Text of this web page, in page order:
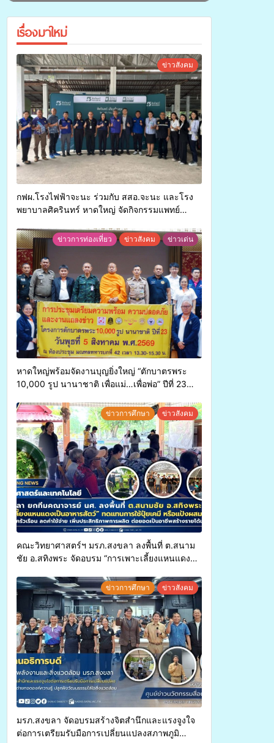
เรื่องมาใหม่
ข่าวสังคม
กฟผ.โรงไฟฟ้าจะนะ ร่วมกับ สสอ.จะนะ และโรง
พยาบาลศิครินทร์ หาดใหญ่ จัดกิจกรรมแพทย์
ข่าวการท่องเที่ยว ข่าวสังคม ข่าวเด่น
หาดใหญ่พร้อมจัดงานบุญยิ่งใหญ่ “ตักบาตรพระ
10,000 รูป นานาชาติ เพื่อแม่…เพื่อพ่อ” ปีที่ 23
ประเพณีแห่งศรัทธา
ข่าวการศึกษา ข่าวสังคม
คณะวิทยาศาสตร์ฯ มรภ.สงขลา ลงพื้นที่ ต.สนาม
ชัย อ.สทิงพระ จัดอบรม “การเพาะเลี้ยงแหนแดง
ประสิทธิภาพการผลิต ต่อยอดสู่อาชีพเสริมใน
อนาคต
ข่าวการศึกษา ข่าวสังคม
มรภ.สงขลา จัดอบรมสร้างจิตสำนึกและแรงจูงใจ
ต่อการเตรียมรับมือการเปลี่ยนแปลงสภาพภูมิ